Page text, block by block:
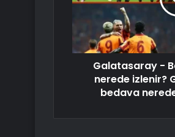
Galatasaray -
nerede izlenir?
bedava